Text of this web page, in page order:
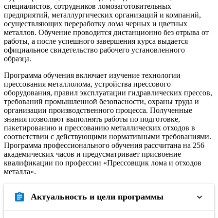
специалистов, сотрудников ломозаготовительных
предприятий, металлургических организаций и компаний,
осуществляющих переработку лома черных и цветных
металлов. Обучение проводится дистанционно без отрыва от
работы, а после успешного завершения курса выдается
официальное свидетельство рабочего установленного
образца.
Программа обучения включает изучение технологии
прессования металлолома, устройства прессового
оборудования, правил эксплуатации гидравлических прессов,
требований промышленной безопасности, охраны труда и
организации производственного процесса. Полученные
знания позволяют выполнять работы по подготовке,
пакетированию и прессованию металлических отходов в
соответствии с действующими нормативными требованиями.
Программа профессионального обучения рассчитана на 256
академических часов и предусматривает присвоение
квалификации по профессии «Прессовщик лома и отходов
металла».
assignment Актуальность и цели программы